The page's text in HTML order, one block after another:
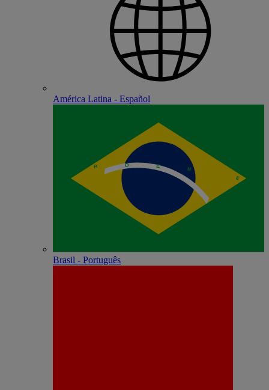
América Latina - Español
Brasil - Português